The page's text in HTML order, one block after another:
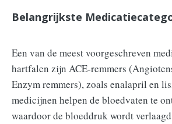
Belangrijkste
Een van de meest voorgeschreven
hartfalen zijn ACE-remmers
Enzym remmers), zoals enalapril en
medicijnen helpen de bloedvaten te
waardoor de bloeddruk wordt